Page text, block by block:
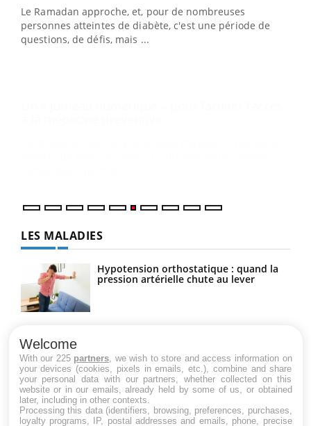
Le Ramadan approche, et, pour de nombreuses
personnes atteintes de diabète, c'est une période de
questions, de défis, mais ...
Un établissement lié à un groupe mutualiste innove en
matière de bilan de santé : l'utilisation d'un « jumeau
LES MALADIES
Hypotension orthostatique : quand la
pression artérielle chute au lever
Maladie de Charcot (Sclérose latérale
amyotrophique)
Welcome
With our 225 partners , we wish to store and access information on
your devices (cookies, pixels in emails, etc.), combine and share
your personal data with our partners, whether collected on this
website or in our emails, already held by some of us, or obtained
later, including in other contexts.
Processing this data (identifiers, browsing, preferences, purchases,
loyalty programs, IP, postal addresses and emails, phone, precise